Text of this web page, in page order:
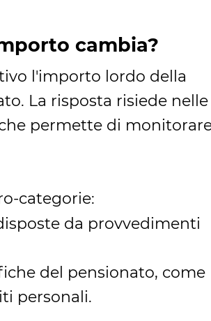
cambia?
l'importo lordo della
La risposta risiede nelle
permette di
categorie:
da provvedimenti
del pensionato, come
personali.